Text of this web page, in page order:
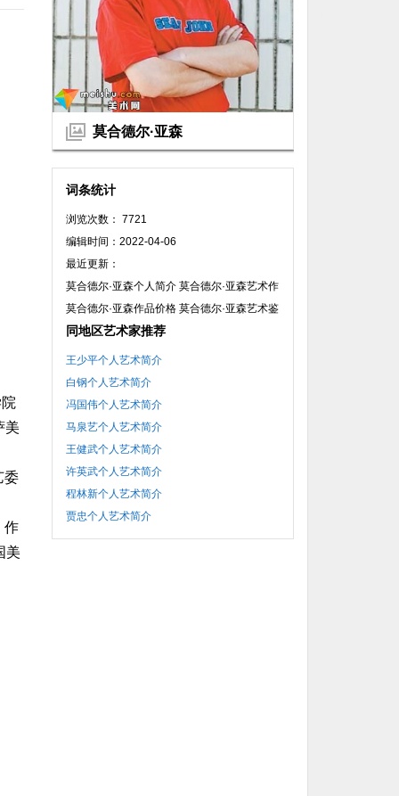
莫合德尔·亚森
词条统计
浏览次数： 7721
编辑时间：2022-04-06
最近更新：
莫合德尔·亚森个人简介 莫合德尔·亚森艺术作
品
莫合德尔·亚森作品价格 莫合德尔·亚森艺术鉴
赏
同地区艺术家推荐
王少平个人艺术简介
白钢个人艺术简介
冯国伟个人艺术简介
马泉艺个人艺术简介
王健武个人艺术简介
许英武个人艺术简介
程林新个人艺术简介
贾忠个人艺术简介
美
委
作
美